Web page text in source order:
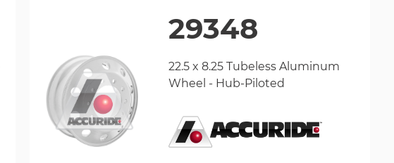
29348
22.5 x 8.25 Tubeless Aluminum
Wheel - Hub-Piloted